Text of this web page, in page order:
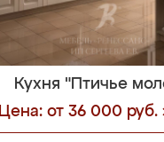
Кухня "Птичье
Цена: от 36 000 руб.